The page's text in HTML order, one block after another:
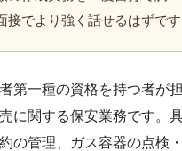
接でより強く話せるはずです
第一種の資格を持つ者が
に関する保安業務です。具
の管理、ガス容器の点検